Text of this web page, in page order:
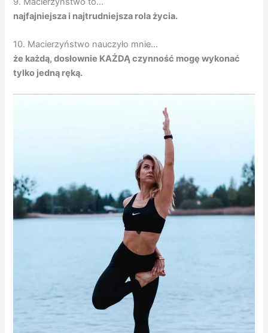
najfajniejsza i najtrudniejsza rola życia.
10. Macierzyństwo nauczyło mnie…
że każdą, dosłownie KAŻDĄ czynność mogę wykonać
tylko jedną ręką.